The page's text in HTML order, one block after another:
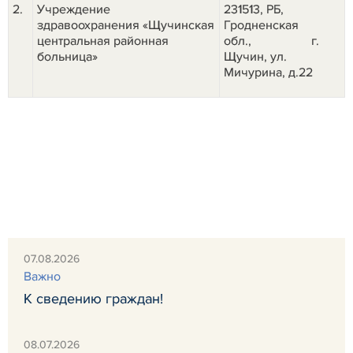
2.
Учреждение
здравоохранения «Щучинская
центральная районная
больница»
231513, РБ,
Гродненская
обл.,
г.
Щучин, ул.
Мичурина, д.22
07.08.2026
Важно
К сведению граждан!
08.07.2026